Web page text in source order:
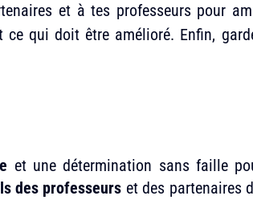
et à tes professeurs pour
qui doit être amélioré. Enfin,
et une détermination sans faille
des professeurs et des partenaires